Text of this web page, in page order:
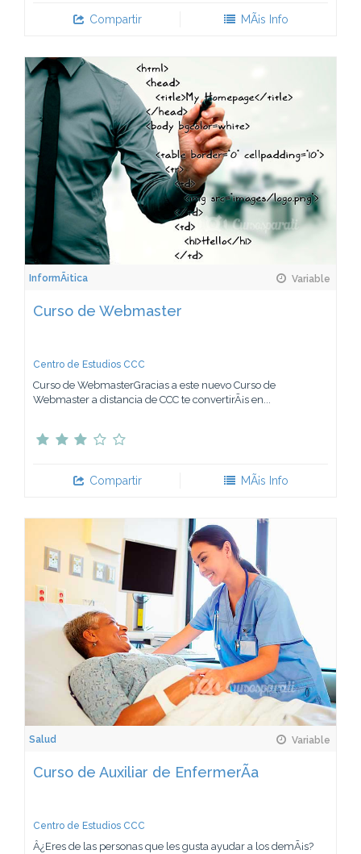
Compartir MÃ¡s Info
InformÃ¡tica Variable
Curso de Webmaster
Centro de Estudios CCC
Curso de WebmasterGracias a este nuevo Curso de
Webmaster a distancia de CCC te convertirÃ¡s en...
Compartir MÃ¡s Info
Salud Variable
Curso de Auxiliar de EnfermerÃ­a
Centro de Estudios CCC
Â¿Eres de las personas que les gusta ayudar a los demÃ¡s?